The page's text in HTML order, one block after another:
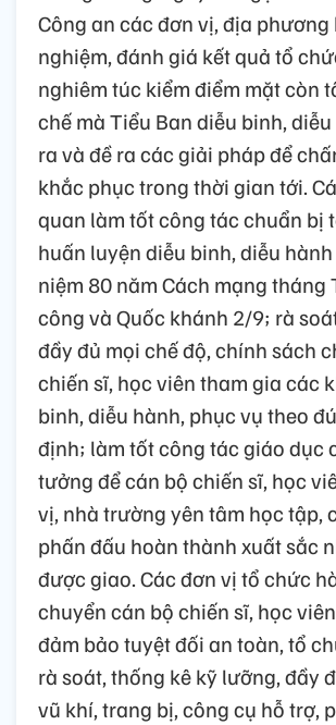
Công an các đơn vị, địa
nghiệm, đánh giá kết quả tổ
nghiêm túc kiểm điểm mặt còn
chế mà Tiểu Ban diễu binh,
ra và đề ra các giải pháp để
khắc phục trong thời gian tới.
quan làm tốt công tác chuẩn bị
huấn luyện diễu binh, diễu
niệm 80 năm Cách mạng tháng
công và Quốc khánh 2/9; rà
đầy đủ mọi chế độ, chính sách
chiến sĩ, học viên tham gia các
binh, diễu hành, phục vụ theo
định; làm tốt công tác giáo dục
tưởng để cán bộ chiến sĩ, học
vị, nhà trường yên tâm học tập,
phấn đấu hoàn thành xuất sắc
được giao. Các đơn vị tổ chức
chuyển cán bộ chiến sĩ, học
đảm bảo tuyệt đối an toàn, tổ
rà soát, thống kê kỹ lưỡng, đầy
vũ khí, trang bị, công cụ hỗ trợ,